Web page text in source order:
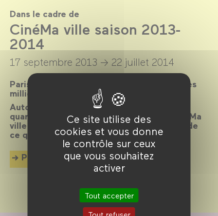
Ce site utilise des
cookies et vous donne
le contrôle sur ceux
que vous souhaitez
activer
Tout accepter
Tout refuser
Dans le cadre de
CinéMa ville saison 2013-
2014
17 septembre 2013 → 22 juillet 2014
Paris, ville lumière, ville cinéma, a inspiré des
milliers de films.
Autour d’un réalisateur, d’un acteur, d’un
quartier, d’une époque ou d’un thème, CinéMa
ville propose chaque mois une exploration de
ce qui palpite dans la cité.
Plus d'info